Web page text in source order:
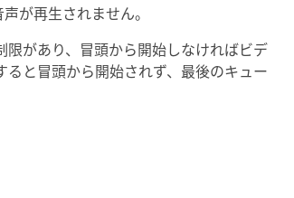
が再生されません。
があり、冒頭から開始しなければビデ
と冒頭から開始されず、最後のキュー